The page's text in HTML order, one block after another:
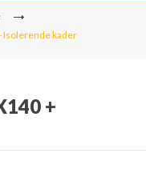
Isolerende kader
+